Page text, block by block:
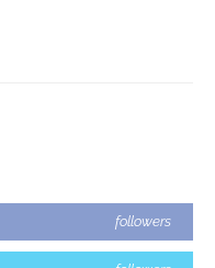
followers